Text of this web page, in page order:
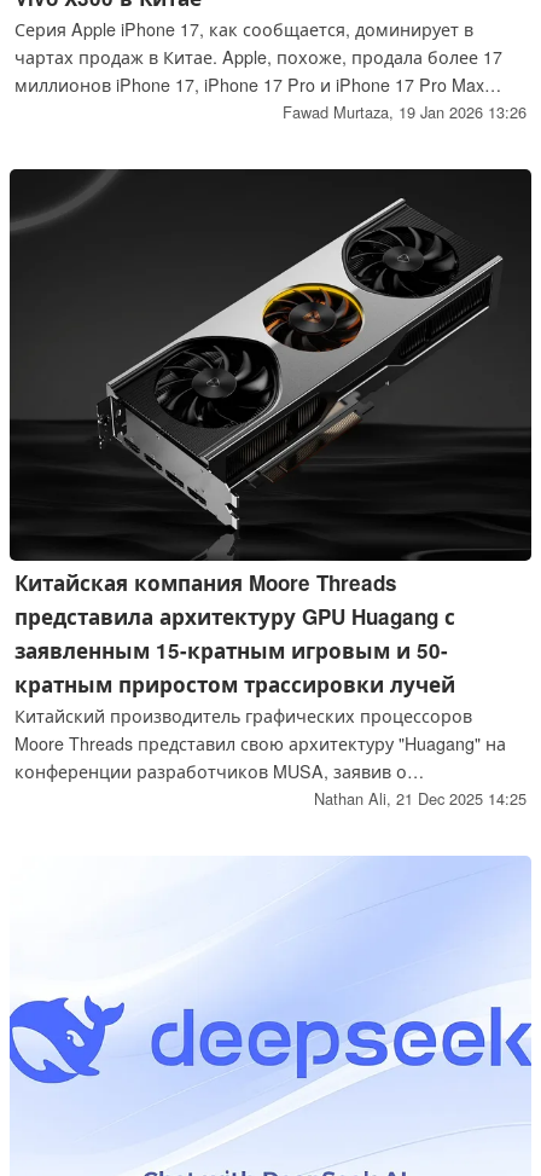
Серия Apple iPhone 17, как сообщается, доминирует в
чартах продаж в Китае. Apple, похоже, продала более 17
миллионов iPhone 17, iPhone 17 Pro и iPhone 17 Pro Max
вместе взятых менее чем за четыре месяца с момента
Fawad Murtaza, 19 Jan 2026 13:26
Китайская компания Moore Threads
представила архитектуру GPU Huagang с
заявленным 15-кратным игровым и 50-
кратным приростом трассировки лучей
Китайский производитель графических процессоров
Moore Threads представил свою архитектуру "Huagang" на
конференции разработчиков MUSA, заявив о
значительном приросте производительности в играх и
Nathan Ali, 21 Dec 2025 14:25